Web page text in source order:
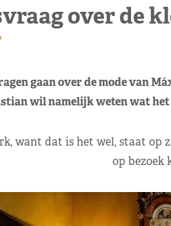
over de
gaan over de mode van
wil namelijk weten wat
want dat is het wel, staat op
op bezoek